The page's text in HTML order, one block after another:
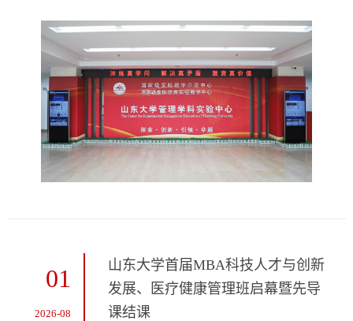
进个人（综合类）。这是学院连续9年获此殊
荣，体现了学校对学院实验室建设与管理工作
的充分肯定。2025年度，实验中心以数智化
转型为主线加快重塑发展格局。整合原实验教
学中心、信息技术与网络服务中心等部门组建
数智化支撑与新管理实验中心，实施“1+4+N”
发展...
01
2026-08
山东大学首届MBA科技人才与创新
发展、医疗健康管理班启幕暨先导
课结课